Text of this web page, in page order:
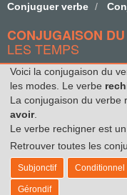
Conjuguer verbe
CONJUGAISON
LES TEMPS
Voici la conjugaison du
les modes. Le verbe
La conjugaison du verbe
avoir.
Le verbe rechigner est
Retrouver toutes les
Subjonctif Conditionnel
Gérondif